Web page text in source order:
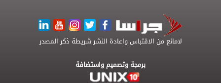
لامانع من الاقتباس واعادة النشر شريطة ذكر المصدر
برمجة وتصميم واستضافة